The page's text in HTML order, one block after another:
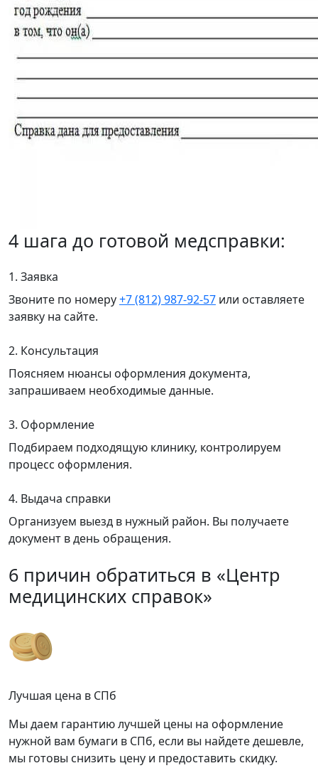
4 шага до готовой медсправки:
1. Заявка
Звоните по номеру+7 (812) 987-92-57 или оставляете
заявку на сайте.
2. Консультация
Поясняем нюансы оформления документа,
запрашиваем необходимые данные.
3. Оформление
Подбираем подходящую клинику, контролируем
процесс оформления.
4. Выдача справки
Организуем выезд в нужный район. Вы получаете
документ в день обращения.
6 причин обратиться в «Центр
медицинских справок»
Лучшая цена в СПб
Мы даем гарантию лучшей цены на оформление
нужной вам бумаги в СПб, если вы найдете дешевле,
мы готовы снизить цену и предоставить скидку.